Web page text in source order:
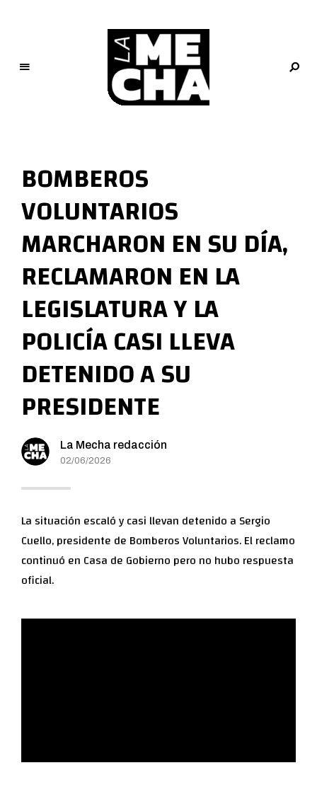
M
e
c
h
a
PERIODISMO DIGITAL
BOMBEROS
VOLUNTARIOS
MARCHARON EN SU DÍA,
RECLAMARON EN LA
LEGISLATURA Y LA
POLICÍA CASI LLEVA
DETENIDO A SU
PRESIDENTE
La Mecha redacción
02/06/2026
La situación escaló y casi llevan detenido a Sergio
Cuello, presidente de Bomberos Voluntarios. El reclamo
continuó en Casa de Gobierno pero no hubo respuesta
oficial.